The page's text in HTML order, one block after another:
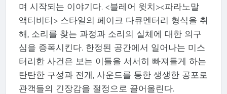
며 시작되는 이야기다. <블레어 윗치><파라노말
액티비티> 스타일의 페이크 다큐멘터리 형식을 취
해, 소리를 찾는 과정과 소리의 실체에 대한 의구
심을 증폭시킨다. 한정된 공간에서 일어나는 미스
터리한 사건은 보는 이들을 서서히 빠져들게 하는
탄탄한 구성과 전개, 사운드를 통한 생생한 공포로
관객들의 긴장감을 절정으로 끌어올린다.